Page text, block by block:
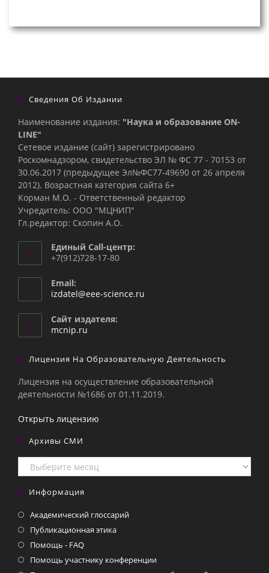
Сведения Об Издании
Наименование издания: "Наука и образование ON-
LINE"
Сетевое издание (сайт) зарегистрировано
Роскомнадзором, свидетельство ЭЛ № ФС 77 - 70153 от
30.06.2017 (предыдущее Эл№ФC77-49690 от 26 апреля
2012). Возрастная категория сайта 6+
Корман М.О. - Ответственный редактор
Учредитель: ООО "МЦНИП"
Гл.редактор: Скопин А.О.
Единый Call-центр:
+7(912)728-17-80
Email:
izdatel@eee-science.ru
Сайт издателя:
mcnip.ru
Лицензия На Образовательную Деятельность
Лицензия на осуществление образовательной
деятельности №1686 от 01.11.2019.
Открыть лицензию
Архивы СМИ
Архивы
СМИ
Информация
Академический глоссарий
Публикационная этика
Помощь - FAQ
Помощь участнику конференции